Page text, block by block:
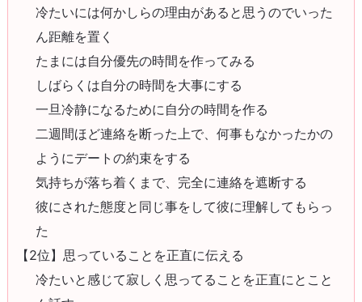
冷たいには何かしらの理由があると思うのでいった
ん距離を置く
たまには自分優先の時間を作ってみる
しばらくは自分の時間を大事にする
一旦冷静になるために自分の時間を作る
二週間ほど連絡を断った上で、何事もなかったかの
ようにデートの約束をする
気持ちが落ち着くまで、完全に連絡を遮断する
彼にされた態度と同じ事をして彼に理解してもらっ
た
【2位】思っていることを正直に伝える
冷たいと感じて寂しく思ってることを正直にとこと